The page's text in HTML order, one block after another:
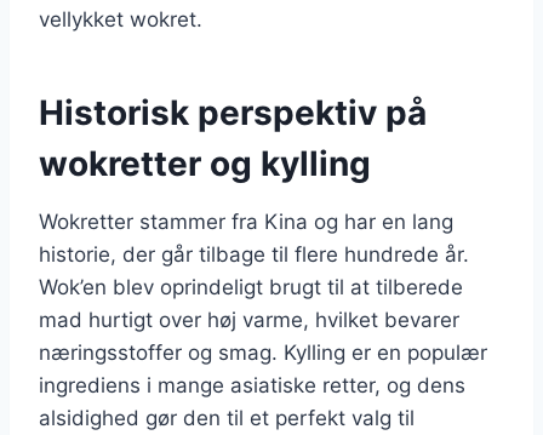
vellykket wokret.
Historisk perspektiv på
wokretter og kylling
Wokretter stammer fra Kina og har en lang
historie, der går tilbage til flere hundrede år.
Wok’en blev oprindeligt brugt til at tilberede
mad hurtigt over høj varme, hvilket bevarer
næringsstoffer og smag. Kylling er en populær
ingrediens i mange asiatiske retter, og dens
alsidighed gør den til et perfekt valg til